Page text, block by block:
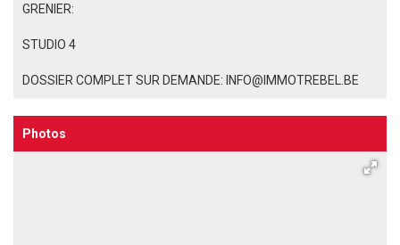
GRENIER:
STUDIO 4
DOSSIER COMPLET SUR DEMANDE: INFO@IMMOTREBEL.BE
Photos